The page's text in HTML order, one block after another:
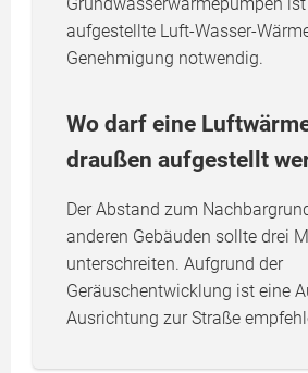
aufgestellte Luft-Wasser-
Genehmigung notwendig.
Wo darf eine
draußen aufgestellt
Der Abstand zum
anderen Gebäuden sollte drei
unterschreiten. Aufgrund der
Geräuschentwicklung ist eine
Ausrichtung zur Straße